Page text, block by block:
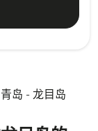
青岛 - 龙目岛